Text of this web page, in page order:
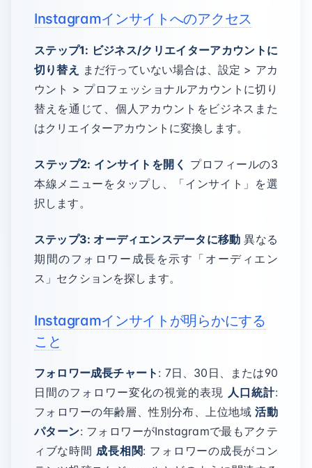
Instagramインサイトへのアクセス
ステップ1: ビジネス/クリエイターアカウントに
切り替え まだ行っていない場合は、設定 > アカ
ウント > プロフェッショナルアカウントに切り
替えを通じて、個人アカウントをビジネスまた
はクリエイターアカウントに変換します。
ステップ2: インサイトを開く プロフィールの3
本線メニューをタップし、「インサイト」を選
択します。
ステップ3: オーディエンスデータに移動 異なる
期間のフォロワー成長を示す「オーディエン
ス」セクションを探します。
Instagramインサイトが明らかにする
こと
フォロワー成長チャート : 7日、30日、または90
日間のフォロワー変化の視覚的表現 人口統計:
フォロワーの年齢層、性別分布、上位地域活動
パターン: フォロワーがInstagramで最もアクテ
ィブな時間 成長相関: フォロワーの成長がコン